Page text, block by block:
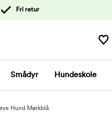
Fri retur
Smådyr Hundeskole
Hund Mørkblå